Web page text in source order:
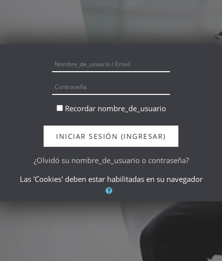
Nombre_de_usuario / Email
Recordar nombre_de_usuario
INICIAR SESIÓN (INGRESAR)
¿Olvidó su nombre_de_usuario o contraseña?
Las 'Cookies' deben estar habilitadas en su navegador